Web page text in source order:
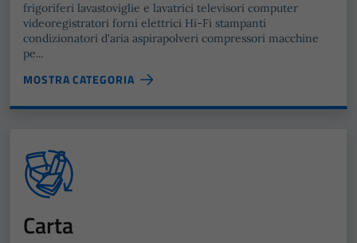
frigoriferi lavastoviglie e lavatrici televisori computer
videoregistratori forni elettrici Hi-Fi stampanti
condizionatori d'aria aspirapolveri compressori macchine
pe...
MOSTRA CATEGORIA
Carta